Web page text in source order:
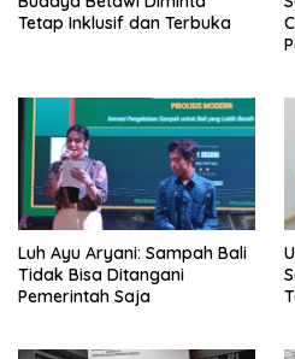
Tetap Inklusif dan Terbuka
Luh Ayu Aryani: Sampah Bali
Tidak Bisa Ditangani
Pemerintah Saja